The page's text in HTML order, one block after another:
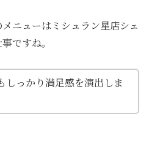
ニューはミシュラン星店シェ
ですね。
しっかり満足感を演出しま